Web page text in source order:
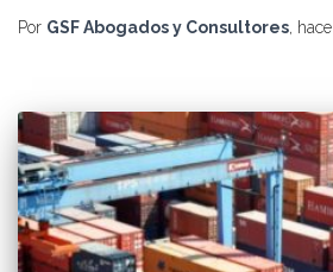
Por GSF Abogados y Consultores, hace